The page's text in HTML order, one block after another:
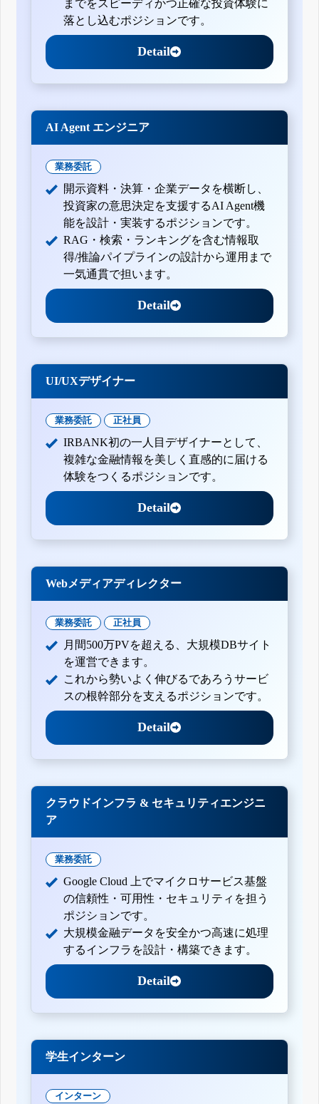
までをスピーディかつ正確な投資体験に
落とし込むポジションです。
Detail
AI Agent エンジニア
業務委託
開示資料・決算・企業データを横断し、
投資家の意思決定を支援するAI Agent機
能を設計・実装するポジションです。
RAG・検索・ランキングを含む情報取
得/推論パイプラインの設計から運用まで
一気通貫で担います。
Detail
UI/UXデザイナー
業務委託 正社員
IRBANK初の一人目デザイナーとして、
複雑な金融情報を美しく直感的に届ける
体験をつくるポジションです。
Detail
Webメディアディレクター
業務委託 正社員
月間500万PVを超える、大規模DBサイト
を運営できます。
これから勢いよく伸びるであろうサービ
スの根幹部分を支えるポジションです。
Detail
クラウドインフラ & セキュリティエンジニ
ア
業務委託
Google Cloud 上でマイクロサービス基盤
の信頼性・可用性・セキュリティを担う
ポジションです。
大規模金融データを安全かつ高速に処理
するインフラを設計・構築できます。
Detail
学生インターン
インターン